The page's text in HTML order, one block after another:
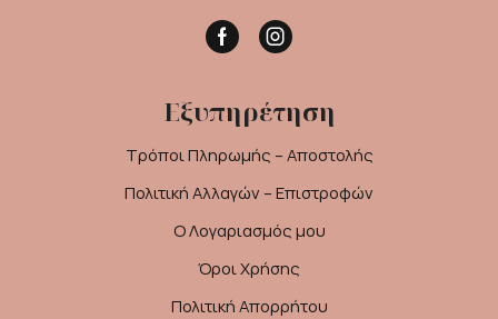
FacebookInstagram
Εξυπηρέτηση
Τρόποι Πληρωμής – Αποστολής
Πολιτική Αλλαγών – Επιστροφών
Ο Λογαριασμός μου
Όροι Χρήσης
Πολιτική Απορρήτου